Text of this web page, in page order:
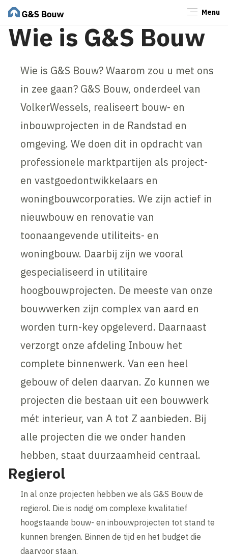
Menu
Wie is G&S Bouw
Wie is G&S Bouw? Waarom zou u met ons
in zee gaan? G&S Bouw, onderdeel van
VolkerWessels, realiseert bouw- en
inbouwprojecten in de Randstad en
omgeving. We doen dit in opdracht van
professionele marktpartijen als project-
en vastgoedontwikkelaars en
woningbouwcorporaties. We zijn actief in
nieuwbouw en renovatie van
toonaangevende utiliteits- en
woningbouw. Daarbij zijn we vooral
gespecialiseerd in utilitaire
hoogbouwprojecten. De meeste van onze
bouwwerken zijn complex van aard en
worden turn-key opgeleverd. Daarnaast
verzorgt onze afdeling Inbouw het
complete binnenwerk. Van een heel
gebouw of delen daarvan. Zo kunnen we
projecten die bestaan uit een bouwwerk
mét interieur, van A tot Z aanbieden. Bij
alle projecten die we onder handen
hebben, staat duurzaamheid centraal.
Regierol
In al onze projecten hebben we als G&S Bouw de
regierol. Die is nodig om complexe kwalitatief
hoogstaande bouw- en inbouwprojecten tot stand te
kunnen brengen. Binnen de tijd en het budget die
daarvoor staan.
Sluiten